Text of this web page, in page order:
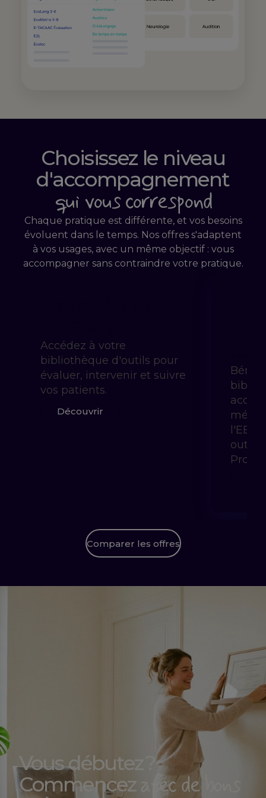
Choisissez le niveau
d'accompagnement
qui vous correspond
Chaque pratique est différente, et vos besoins
évoluent dans le temps. Nos offres s'adaptent
à vos usages, avec un même objectif : vous
accompagner sans contraindre votre pratique.
Accédez à votre
bibliothèque d'outils pour
évaluer, intervenir et suivre
vos patients.
Découvrir
l'EBP
outils
Comparer les offres
Vous débutez ?
Commencez
avec de bons